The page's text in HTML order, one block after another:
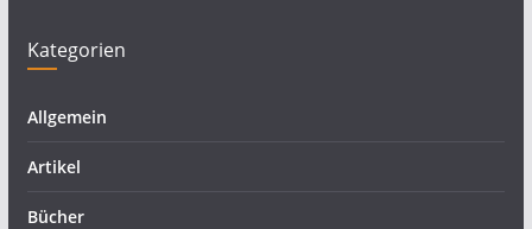
Kategorien
Allgemein
Artikel
Bücher